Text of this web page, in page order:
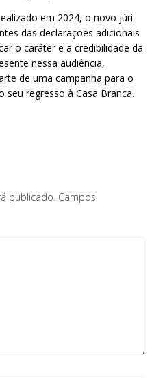
em 2024, o novo júri
das declarações adicionais
o caráter e a credibilidade da
nessa audiência,
de uma campanha para o
regresso à Casa Branca.
publicado. Campos